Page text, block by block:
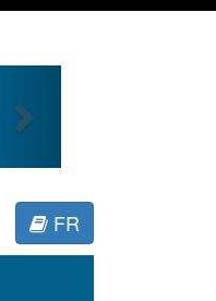
FR